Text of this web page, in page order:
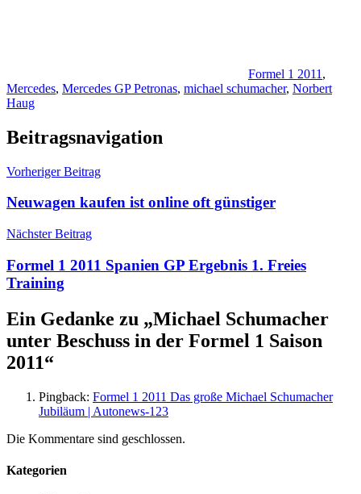
Formel 1 2011 ,
Mercedes, Mercedes GP Petronas, michael schumacher, Norbert
Haug
Beitragsnavigation
Vorheriger Beitrag
Neuwagen kaufen ist online oft günstiger
Nächster Beitrag
Formel 1 2011 Spanien GP Ergebnis 1. Freies
Training
Ein Gedanke zu „Michael Schumacher
unter Beschuss in der Formel 1 Saison
2011“
Pingback: Formel 1 2011 Das große Michael Schumacher
Jubiläum | Autonews-123
Die Kommentare sind geschlossen.
Kategorien